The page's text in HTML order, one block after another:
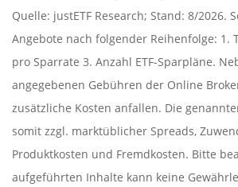
Quelle: justETF Research; Stand: 8/2026.
Angebote nach folgender Reihenfolge: 1.
pro Sparrate 3. Anzahl ETF-Sparpläne.
angegebenen Gebühren der Online
zusätzliche Kosten anfallen. Die
somit zzgl. marktüblicher Spreads,
Produktkosten und Fremdkosten. Bitte
aufgeführten Inhalte kann keine